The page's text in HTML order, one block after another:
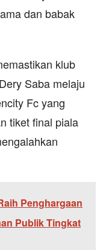
dan babak
klub
Saba melaju
Fc yang
tiket final piala
Penghargaan
Publik Tingkat